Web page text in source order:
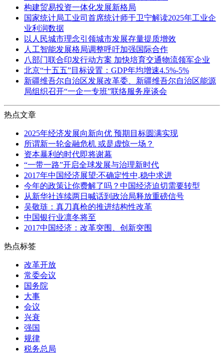
构建贸易投资一体化发展新格局
国家统计局工业司首席统计师于卫宁解读2025年工业企
业利润数据
以人民城市理念引领城市发展存量提质增效
人工智能发展格局调整呼吁加强国际合作
八部门联合印发行动方案 加快培育交通物流领军企业
北京“十五五”目标设置：GDP年均增速4.5%-5%
新疆维吾尔自治区发展改革委、新疆维吾尔自治区能源
局组织召开“一企一专班”联络服务座谈会
热点文章
2025年经济发展向新向优 预期目标圆满实现
所谓新一轮金融危机 或是虚惊一场？
资本暴利的时代即将谢幕
“一带一路”开启全球发展与治理新时代
2017年中国经济展望:不确定性中,稳中求进
今年的政策让你费解了吗？中国经济迫切需要转型
从新华社连续两日喊话到政治局释放重磅信号
吴敬琏：真刀真枪的推进结构性改革
中国银行业凛冬将至
2017中国经济：改革突围、创新突围
热点标签
改革开放
常委会议
国务院
大事
会议
兴衰
强国
规律
税务总局